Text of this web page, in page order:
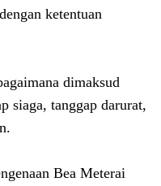
ketentuan
dimaksud
siaga, tanggap darurat,
Bea Meterai